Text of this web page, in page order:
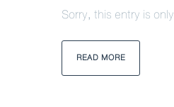
Sorry, this entry is
READ MORE